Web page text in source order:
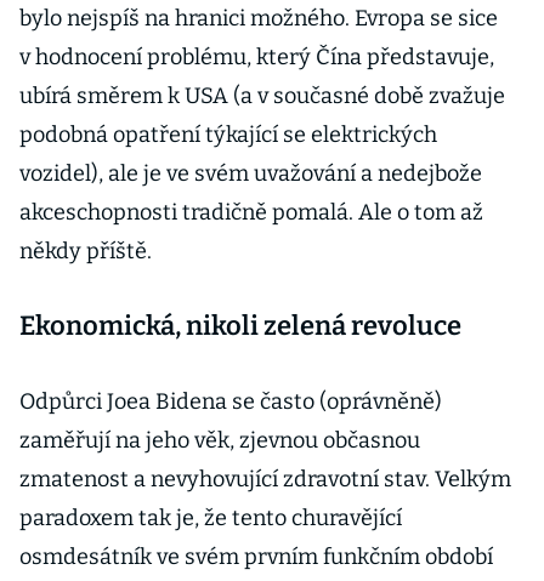
bylo nejspíš na hranici možného. Evropa se sice
v hodnocení problému, který Čína představuje,
ubírá směrem k USA (a v současné době zvažuje
podobná opatření týkající se elektrických
vozidel), ale je ve svém uvažování a nedejbože
akceschopnosti tradičně pomalá. Ale o tom až
někdy příště.
Ekonomická, nikoli zelená revoluce
Odpůrci Joea Bidena se často (oprávněně)
zaměřují na jeho věk, zjevnou občasnou
zmatenost a nevyhovující zdravotní stav. Velkým
paradoxem tak je, že tento churavějící
osmdesátník ve svém prvním funkčním období